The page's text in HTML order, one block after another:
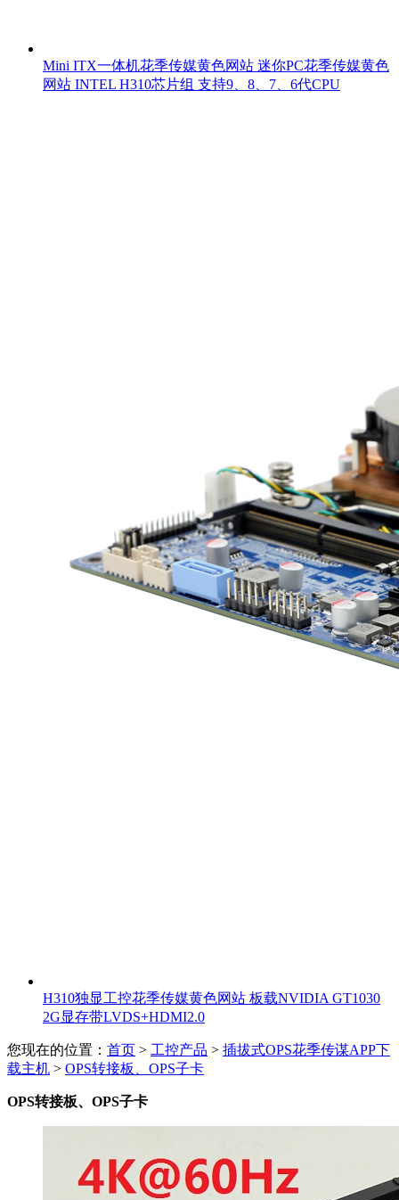
Mini ITX一体机花季传媒黄色网站 迷你PC花季传媒黄色
网站 INTEL H310芯片组 支持9、8、7、6代CPU
H310独显工控花季传媒黄色网站 板载NVIDIA GT1030
2G显存带LVDS+HDMI2.0
您现在的位置： 首页 > 工控产品 > 插拔式OPS花季传谋APP下
载主机 > OPS转接板、OPS子卡
OPS转接板、OPS子卡